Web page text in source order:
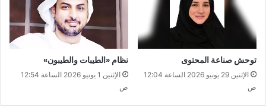
توحش صناعة المحتوى
الإثنين 29 يونيو 2026 الساعة 12:04
ص
نظام «الطيبات والطيبون»
الإثنين 1 يونيو 2026 الساعة 12:54
ص